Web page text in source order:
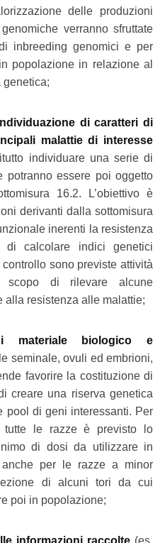
delle produzioni
verranno sfruttate
inbreeding genomici e per
popolazione in relazione al
genetica;
di caratteri di
malattie di interesse
individuare una serie di
potranno essere poi oggetto
16.2. L’obiettivo è
derivanti dalla sottomisura
inerenti la resistenza
calcolare indici genetici
sono previste attività
di rilevare alcune
alla resistenza alle malattie;
materiale biologico e
seminale, ovuli ed embrioni,
favorire la costituzione di
creare una riserva genetica
pool di geni interessanti. Per
le razze è previsto lo
di dosi da utilizzare in
per le razze a minor
di alcuni tori da cui
poi in popolazione;
informazioni raccolte (es.